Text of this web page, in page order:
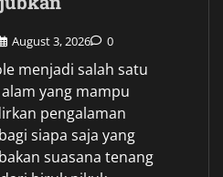
August 3, 2026 0
menjadi salah satu
yang mampu
pengalaman
siapa saja yang
suasana tenang